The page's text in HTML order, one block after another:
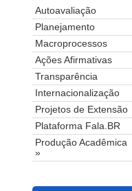
Autoavaliação
Planejamento
Macroprocessos
Ações Afirmativas
Transparência
Internacionalização
Projetos de Extensão
Plataforma Fala.BR
Produção Acadêmica
»